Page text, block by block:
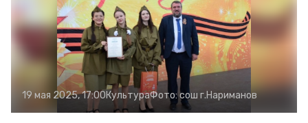
19 мая 2025, 17:00КультураФото:сош г.Нариманов